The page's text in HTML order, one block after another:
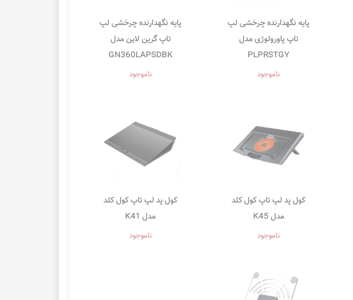
پایه نگهدارنده چرخشی لپ
تاپ پاورولوژی مدل
PLPRSTGY
ناموجود
پایه نگهدارنده چرخشی لپ
تاپ گرین لاین مدل
GN360LAPSDBK
ناموجود
کول پد لپ تاپ کول کلد
مدل K45
ناموجود
کول پد لپ تاپ کول کلد
مدل K41
ناموجود